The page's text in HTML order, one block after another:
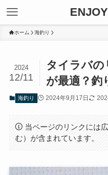
ホーム 海釣り
タイラバの
が最適？釣
2024
12/11
海釣り 2024年9月17日
当ページのリンクには
む）が含まれています。